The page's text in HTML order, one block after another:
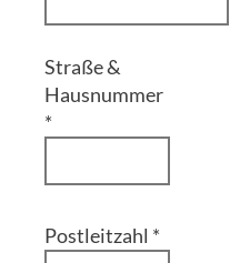
Straße &
Hausnummer
*
Postleitzahl *